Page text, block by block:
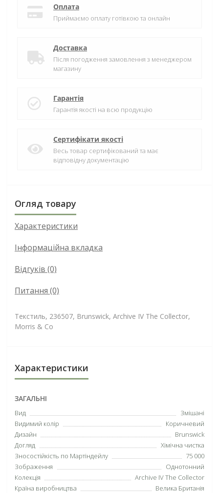
Оплата
Приймаємо оплату готівкою та онлайн
Доставка
Після погодження замовлення з менеджером
магазину
Гарантія
Гарантія якості на всю продукцію
Сертифікати якості
Весь товар сертифікований та має
відповідну документацію
Огляд товару
Характеристики
Інформаційна вкладка
Відгуків (0)
Питання (0)
Текстиль, 236507, Brunswick, Archive IV The Collector,
Morris & Co
Характеристики
ЗАГАЛЬНІ
Вид
Змішані
Видимий колір
Коричневий
Дизайн
Brunswick
Догляд
Хімічна чистка
Зносостійкість по Мартіндейлу
75 000
Зображення
Однотонний
Колекція
Archive IV The Collector
Країна виробництва
Велика Британія